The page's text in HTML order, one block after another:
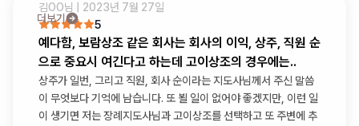
더보기
김OO님 | 2023년 7월 27일
5
예다함, 보람상조 같은 회사는 회사의 이익, 상주, 직원 순
으로 중요시 여긴다고 하는데 고이상조의 경우에는..
상주가 일번, 그리고 직원, 회사 순이라는 지도사님께서 주신 말씀
이 무엇보다 기억에 남습니다. 또 뵐 일이 없어야 좋겠지만, 이런 일
이 생기면 저는 장례지도사님과 고이상조를 선택하고 또 주변에 추